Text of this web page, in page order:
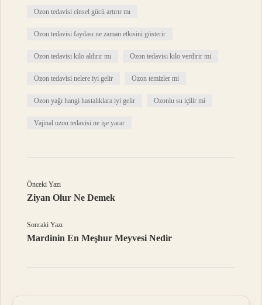
Ozon tedavisi cinsel gücü artırır mı
Ozon tedavisi faydası ne zaman etkisini gösterir
Ozon tedavisi kilo aldırır mı Ozon tedavisi kilo verdirir mi
Ozon tedavisi nelere iyi gelir Ozon temizler mi
Ozon yağı hangi hastalıklara iyi gelir Ozonlu su içilir mi
Vajinal ozon tedavisi ne işe yarar
Önceki Yazı
Ziyan Olur Ne Demek
Sonraki Yazı
Mardinin En Meşhur Meyvesi Nedir